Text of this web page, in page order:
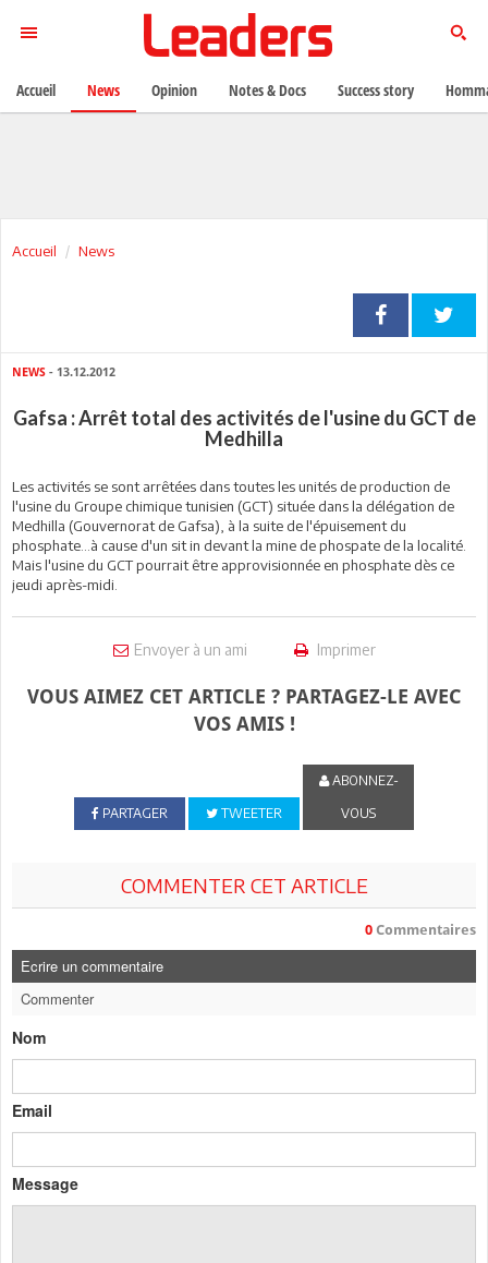
Accueil News
NEWS - 13.12.2012
Gafsa : Arrêt total des activités de l'usine du GCT de
Medhilla
Les activités se sont arrêtées dans toutes les unités de production de
l'usine du Groupe chimique tunisien (GCT) située dans la délégation de
Medhilla (Gouvernorat de Gafsa), à la suite de l'épuisement du
phosphate...à cause d'un sit in devant la mine de phospate de la localité.
Mais l'usine du GCT pourrait être approvisionnée en phosphate dès ce
jeudi après-midi.
Envoyer à un ami Imprimer
VOUS AIMEZ CET ARTICLE ? PARTAGEZ-LE AVEC
VOS AMIS !
PARTAGER TWEETER
ABONNEZ-
VOUS
COMMENTER CET ARTICLE
0 Commentaires
Ecrire un commentaire
Commenter
Nom
Email
Message
Accueil News Opinion Notes & Docs Success story